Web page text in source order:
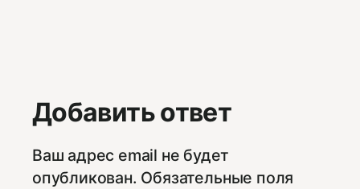
Добавить ответ
Ваш адрес email не будет
опубликован. Обязательные поля